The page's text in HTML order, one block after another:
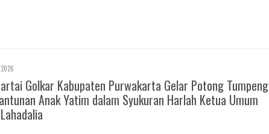
Golkar Kabupaten Purwakarta Gelar Potong Tumpeng
Anak Yatim dalam Syukuran Harlah Ketua Umum